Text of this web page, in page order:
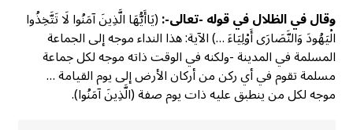
وقال في الظلال في قوله -تعالى-:(يَاأَيُّهَا الَّذِينَ آمَنُوا لَا تَتَّخِذُوا
الْيَهُودَ وَالنَّصَارَى أَوْلِيَاءَ …) الآية: هذا النداء موجه إلى الجماعة
المسلمة في المدينة -ولكنه في الوقت ذاته موجه لكل جماعة
مسلمة تقوم في أي ركن من أركان الأرض إلى يوم القيامة …
موجه لكل من ينطبق عليه ذات يوم صفة (الَّذِينَ آمَنُوا).